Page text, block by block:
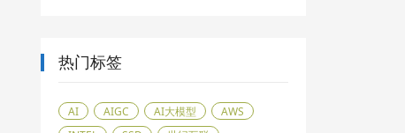
热门标签
AI AIGC AI大模型
AWS